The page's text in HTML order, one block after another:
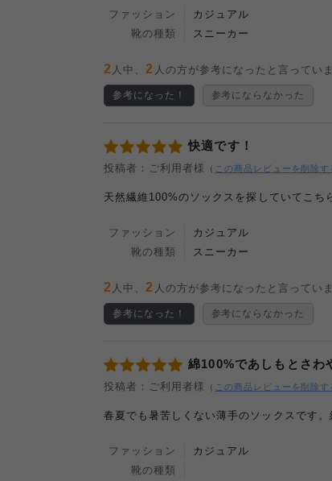
ファッション
カジュアル
靴の種類
スニーカー
2 人中、2 人の方が参考になったと言っていま
参考になった！ 参考にならなかった
快適です！
投稿者：ご利用者様 （ この商品レビューを削除す
天然繊維100%のソックスを探していてこ
ファッション
カジュアル
靴の種類
スニーカー
2 人中、2 人の方が参考になったと言っていま
参考になった！ 参考にならなかった
綿100%であしもとさわ
投稿者：ご利用者様 （ この商品レビューを削除す
春夏でも暑苦しくない薄手のソックスです
ファッション
カジュアル
靴の種類